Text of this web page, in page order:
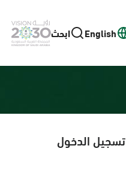
English ابحث
تسجيل الدخول